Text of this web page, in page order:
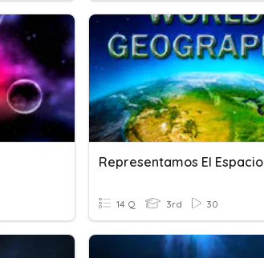
Representamos El Espacio
14 Q 3rd 30